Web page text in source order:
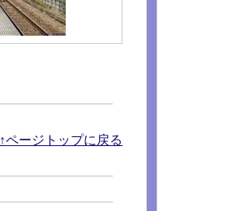
↑ページトップに戻る